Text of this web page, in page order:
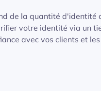
de la quantité d'identité
votre identité via un
avec vos clients et